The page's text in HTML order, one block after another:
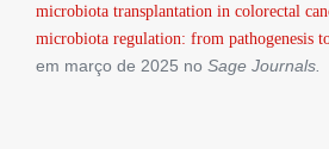
microbiota transplantation in colorectal
microbiota regulation: from pathogenesis
em março de 2025 no Sage Journals.